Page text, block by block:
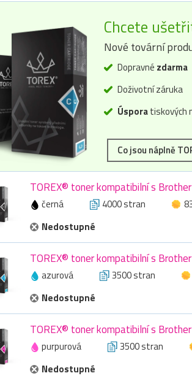
Chcete
Nové tovární
Dopravné zdarma
Doživotní záruka
Úsporatiskových
Co jsou náplně
TOREX® toner kompatibilní s
černá 4000 stran
Nedostupné
TOREX® toner kompatibilní s
azurová 3500 stran
Nedostupné
TOREX® toner kompatibilní s
purpurová 3500 stran
Nedostupné